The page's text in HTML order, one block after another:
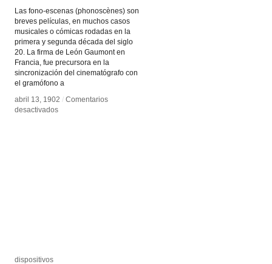
Las fono-escenas (phonoscènes) son
breves películas, en muchos casos
musicales o cómicas rodadas en la
primera y segunda década del siglo
20. La firma de León Gaumont en
Francia, fue precursora en la
sincronización del cinematógrafo con
el gramófono a
abril 13, 1902 / Comentarios
desactivadosen
abril 13, 1902 / Comentarios
desactivadosen
dispositivos
dispositivos